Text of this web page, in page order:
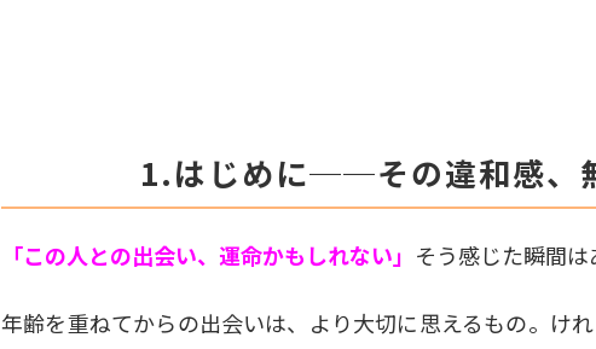
1.はじめに──その違和感、
「この人との出会い、運命かもしれない」 そう感じた瞬間は
年齢を重ねてからの出会いは、より大切に思えるもの。け